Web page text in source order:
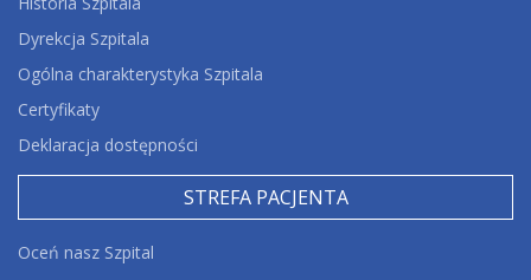
Dyrekcja Szpitala
Ogólna charakterystyka Szpitala
Certyfikaty
Deklaracja dostępności
STREFA PACJENTA
Oceń nasz Szpital